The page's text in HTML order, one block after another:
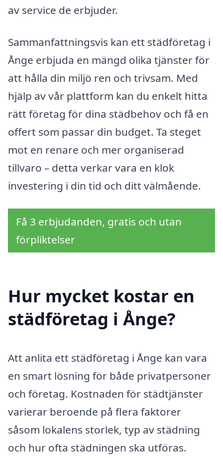
av service de erbjuder.
Sammanfattningsvis kan ett städföretag i
Ånge erbjuda en mängd olika tjänster för
att hålla din miljö ren och trivsam. Med
hjälp av vår plattform kan du enkelt hitta
rätt företag för dina städbehov och få en
offert som passar din budget. Ta steget
mot en renare och mer organiserad
tillvaro – detta verkar vara en klok
investering i din tid och ditt välmående.
Få 3 erbjudanden, gratis och utan
förpliktelser
Hur mycket kostar en
städföretag i Ånge?
Att anlita ett städföretag i Ånge kan vara
en smart lösning för både privatpersoner
och företag. Kostnaden för städtjänster
varierar beroende på flera faktorer
såsom lokalens storlek, typ av städning
och hur ofta städningen ska utföras.